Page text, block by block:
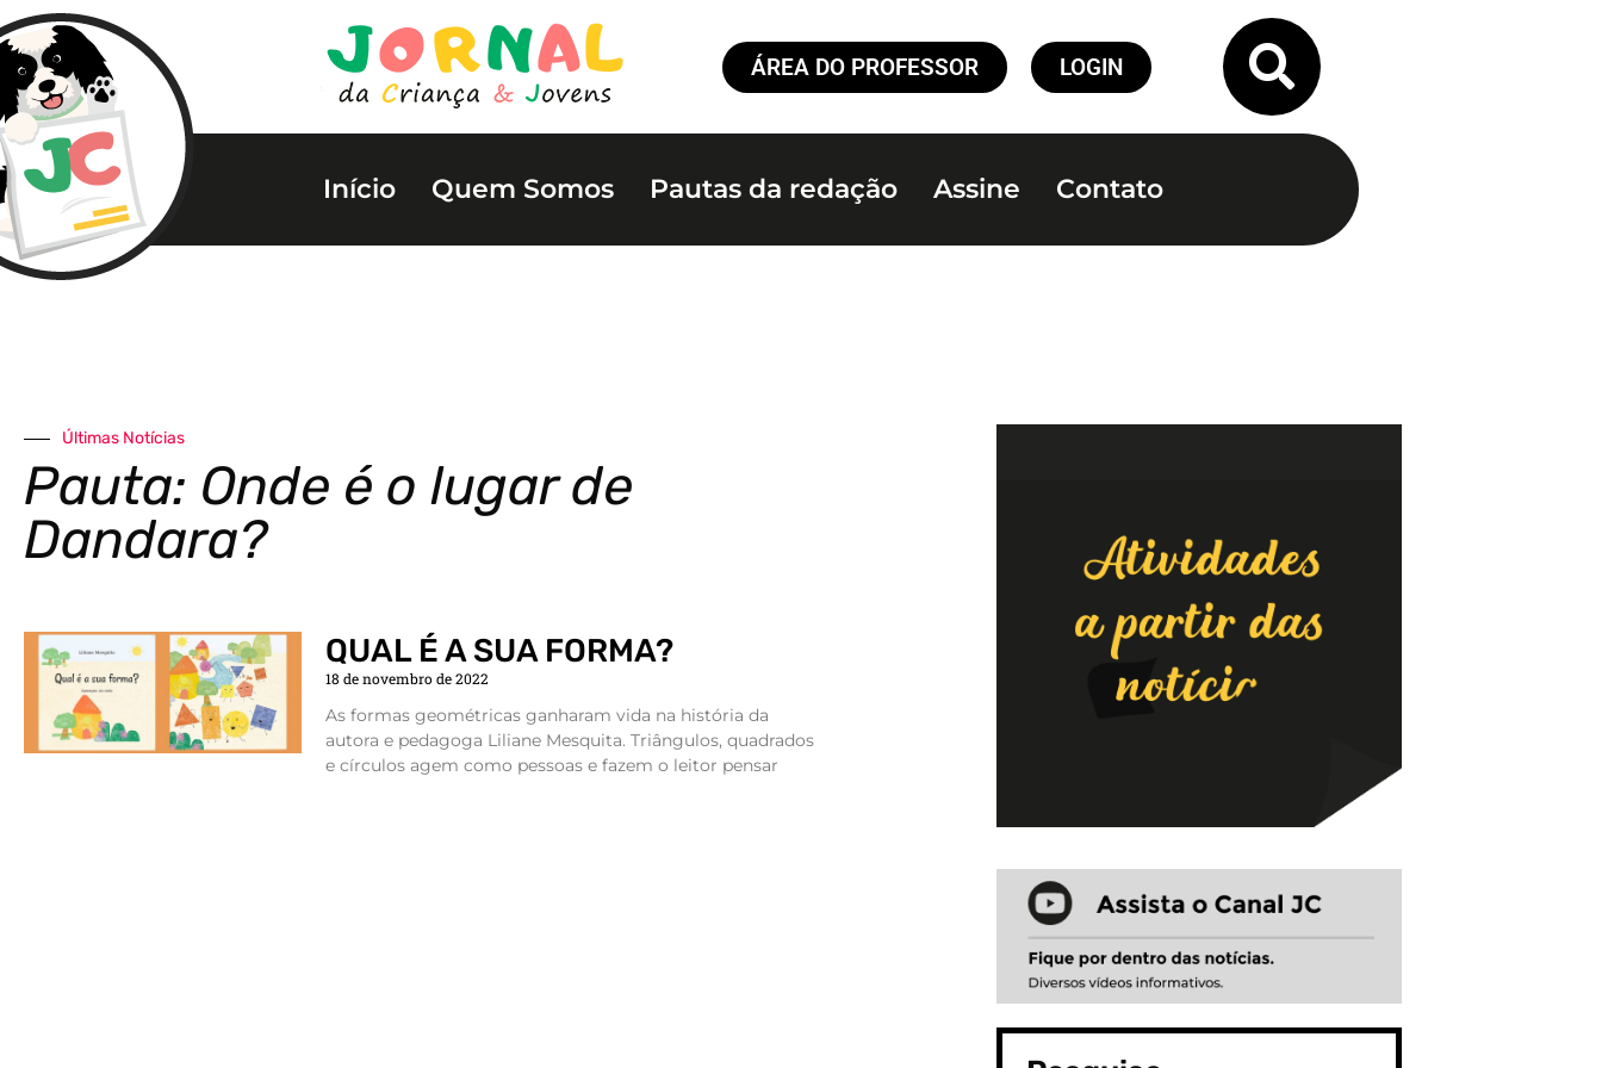
ÁREA DO PROFESSOR LOGIN
Início Quem Somos Pautas da redação Assine Contato
Últimas Notícias
Pauta: Onde é o lugar de
Dandara?
QUAL É A SUA FORMA?
18 de novembro de 2022
As formas geométricas ganharam vida na história da
autora e pedagoga Liliane Mesquita. Triângulos, quadrados
e círculos agem como pessoas e fazem o leitor pensar